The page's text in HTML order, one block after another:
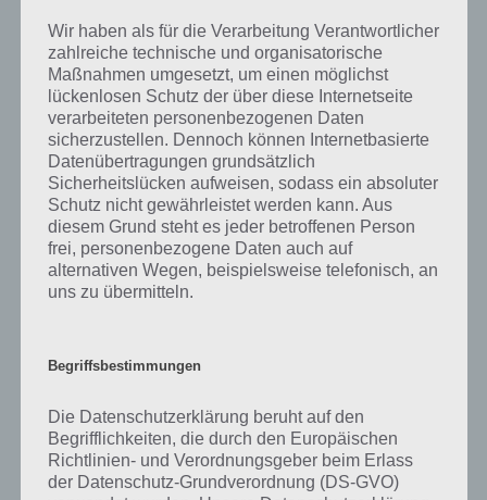
kurze Begriffserklärung!
Wer einen eigenen Garten hat, der wird den Begriff jäten bestimmt
schonmal genutzt haben, denn hierbei handelt es sich um etwas
dem Boden ziehend zu entfernen und in der Regel ist damit das
Unkraut gemeint. Wer also etwas von Unkraut befreit, der jätet.
Wichtig beim jäten ist, dass die Pflanze mitsamt Wurzel aus dem
Boden entfernt wird. Dabei kann die Hand oder ein Werkzeug
genutzt werden. Unkraut definiert sich dadurch, dass es unliebsame
Pflanzen sind, die man nicht in seinem Beet haben möchte, in der
Regel schaut dieses nicht gut aus oder hat keinen Nutzen. Jäten,
für das angebaute Gemüse wie beispielsweise Möhren, denn diese
sollen nicht in Konkurrenz zum Unkraut stehen. Schließlich möchte
auch jeder Hobbygärtner einen sauberen Garten. Und das ist auch
wichtig, denn sonst geht Licht, Wasser und Nährstoffe in das
Wir haben als für die Verarbeitung Verantwortlicher
zahlreiche technische und organisatorische
Maßnahmen umgesetzt, um einen möglichst
lückenlosen Schutz der über diese Internetseite
verarbeiteten personenbezogenen Daten
sicherzustellen. Dennoch können Internetbasierte
Datenübertragungen grundsätzlich
Sicherheitslücken aufweisen, sodass ein absoluter
Schutz nicht gewährleistet werden kann. Aus
diesem Grund steht es jeder betroffenen Person
frei, personenbezogene Daten auch auf
alternativen Wegen, beispielsweise telefonisch, an
uns zu übermitteln.
Begriffsbestimmungen
Die Datenschutzerklärung beruht auf den
Begrifflichkeiten, die durch den Europäischen
Richtlinien- und Verordnungsgeber beim Erlass
der Datenschutz-Grundverordnung (DS-GVO)